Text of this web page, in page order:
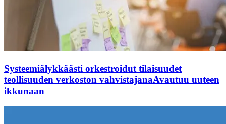
Systeemiälykkäästi orkestroidut tilaisuudet
teollisuuden verkoston vahvistajanaAvautuu uuteen
ikkunaan